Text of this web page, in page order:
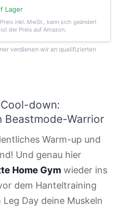
Lager
inkl. MwSt., kann sich geändert
der Preis auf Amazon.
verdienen wir an qualifizierten
down:
Beastmode-Warrior
Warm-up und
Und genau hier
Home Gym wieder ins
dem Hanteltraining
Day deine Muskeln